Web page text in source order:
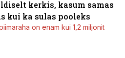
kerkis, kasum samas
kui ka sulas pooleks
on enam kui 1,2 miljonit